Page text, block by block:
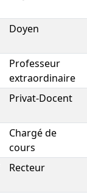
Doyen
Professeur
extraordinaire
Privat-Docent
Chargé de
cours
Recteur